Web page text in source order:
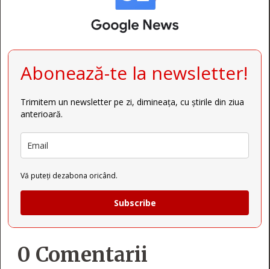
Abonează-te la newsletter!
Trimitem un newsletter pe zi, dimineața, cu știrile din ziua
anterioară.
Vă puteți dezabona oricând.
Subscribe
0 Comentarii